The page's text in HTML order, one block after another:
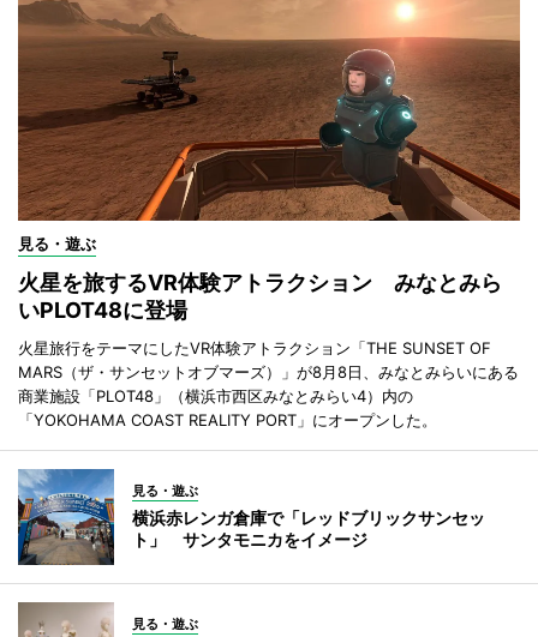
見る・遊ぶ
火星を旅するVR体験アトラクション みなとみら
いPLOT48に登場
火星旅行をテーマにしたVR体験アトラクション「THE SUNSET OF
MARS（ザ・サンセットオブマーズ）」が8月8日、みなとみらいにある
商業施設「PLOT48」（横浜市西区みなとみらい4）内の
「YOKOHAMA COAST REALITY PORT」にオープンした。
見る・遊ぶ
横浜赤レンガ倉庫で「レッドブリックサンセッ
ト」 サンタモニカをイメージ
見る・遊ぶ